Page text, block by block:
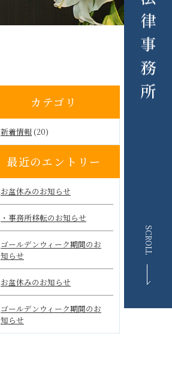
SCROLL
カテゴリ
新着情報 (20)
最近のエントリー
お盆休みのお知らせ
・事務所移転のお知らせ
ゴールデンウィーク期間のお
知らせ
お盆休みのお知らせ
ゴールデンウィーク期間のお
知らせ